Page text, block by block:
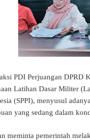
PDI Perjuangan DPRD
Latihan Dasar Militer
(SPPI), menyusul
yang sedang dalam
meminta pemerintah